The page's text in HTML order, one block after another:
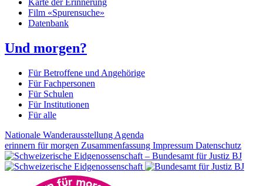
Karte der Erinnerung
Film «Spurensuche»
Datenbank
Und morgen?
Für Betroffene und Angehörige
Für Fachpersonen
Für Schulen
Für Institutionen
Für alle
Nationale Wanderausstellung Agenda
erinnern für morgen Zusammenfassung Impressum Datenschutz